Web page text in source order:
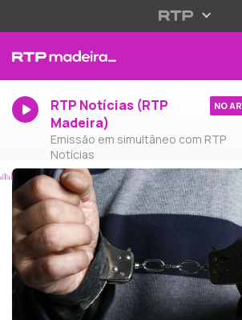
RTP Notícias (RTP
Madeira)
Emissão em simultâneo com RTP
Notícias
NO AR